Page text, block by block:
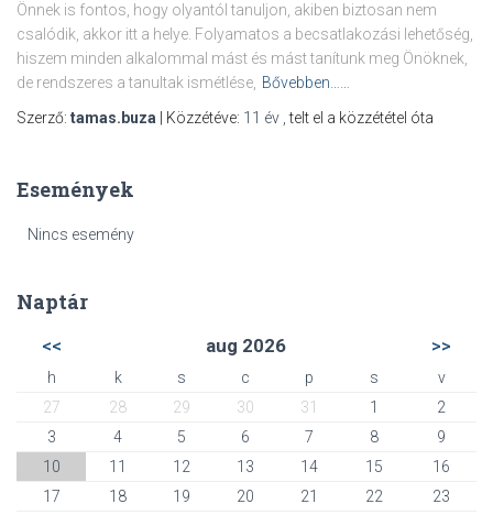
Önnek is fontos, hogy olyantól tanuljon, akiben biztosan nem
csalódik, akkor itt a helye. Folyamatos a becsatlakozási lehetőség,
hiszem minden alkalommal mást és mást tanítunk meg Önöknek,
de rendszeres a tanultak ismétlése, Bővebben……
Szerző: tamas.buza | Közzétéve: 11 év ,telt el a közzététel óta
Események
Nincs esemény
Naptár
<< aug 2026 >>
h k s c p s
v
27
28 29 30 31 1
2
3
4 5 6 7 8
9
10
11 12 13 14 15
16
17
18 19 20 21 22 23